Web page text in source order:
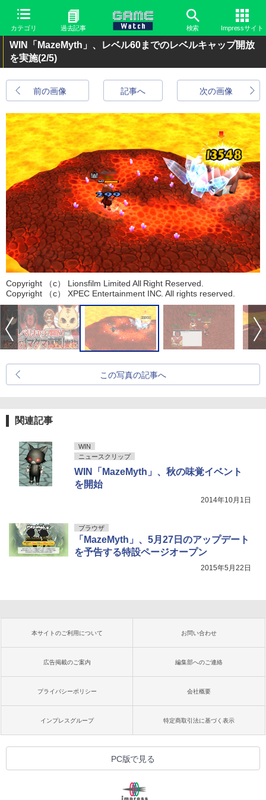
カテゴリ 過去記事 検索 Impressサイト
WIN「MazeMyth」、レベル60までのレベルキャップ開放
を実施(2/5)
前の画像 次の画像
記事へ
Copyright （c） Lionsfilm Limited All Right Reserved.
Copyright （c） XPEC Entertainment INC. All rights reserved.
この写真の記事へ
関連記事
WIN
ニュースクリップ
WIN「MazeMyth」、秋の味覚イベント
を開始
2014年10月1日
ブラウザ
「MazeMyth」、5月27日のアップデート
を予告する特設ページオープン
2015年5月22日
本サイトのご利用について お問い合わせ
広告掲載のご案内 編集部へのご連絡
プライバシーポリシー 会社概要
インプレスグループ 特定商取引法に基づく表示
PC版で見る